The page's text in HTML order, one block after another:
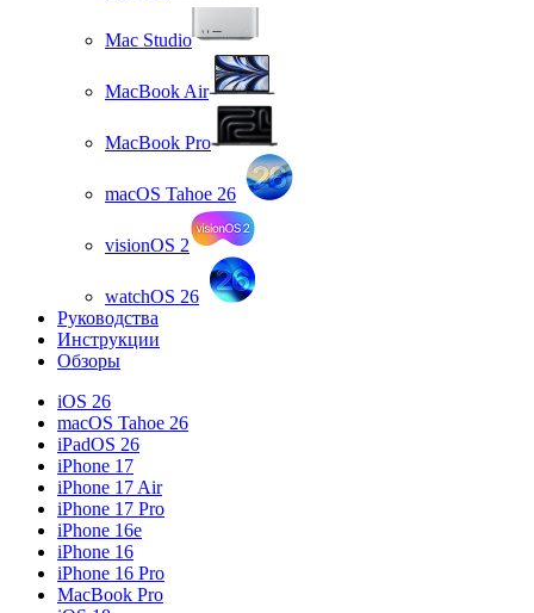
Mac Studio
MacBook Air
MacBook Pro
macOS Tahoe 26
visionOS 2
watchOS 26
Руководства
Инструкции
Обзоры
iOS 26
macOS Tahoe 26
iPadOS 26
iPhone 17
iPhone 17 Air
iPhone 17 Pro
iPhone 16e
iPhone 16
iPhone 16 Pro
MacBook Pro